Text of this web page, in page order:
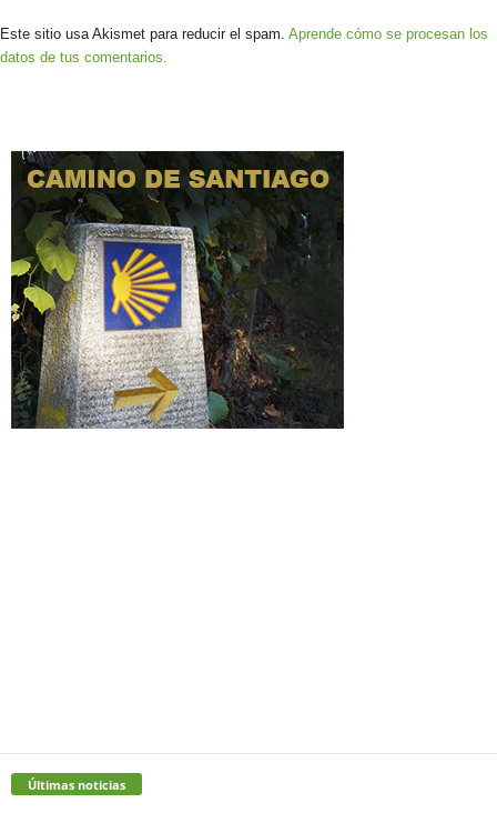
Este sitio usa Akismet para reducir el spam. Aprende cómo se procesan los
datos de tus comentarios.
Últimas noticias